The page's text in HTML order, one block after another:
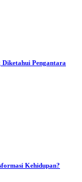
Pengantara
Kehidupan?